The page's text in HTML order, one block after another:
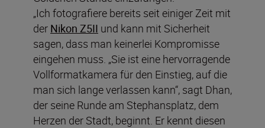
„Ich fotografiere bereits seit einiger Zeit mit
der Nikon Z5II und kann mit Sicherheit
sagen, dass man keinerlei Kompromisse
eingehen muss. „Sie ist eine hervorragende
Vollformatkamera für den Einstieg, auf die
man sich lange verlassen kann“, sagt Dhan,
der seine Runde am Stephansplatz, dem
Herzen der Stadt, beginnt. Er kennt diesen